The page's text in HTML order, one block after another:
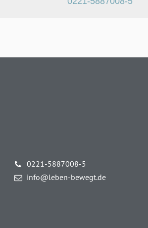
0221-5887008-5
info@leben-bewegt.de